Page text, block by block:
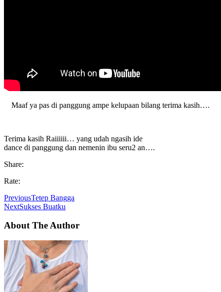
Maaf ya pas di panggung ampe kelupaan bilang terima kasih….
Terima kasih Raiiiiii… yang udah ngasih ide
dance di panggung dan nemenin ibu seru2 an….
Share:
Rate:
PreviousTetep Bangga
NextSukses Buatku
About The Author